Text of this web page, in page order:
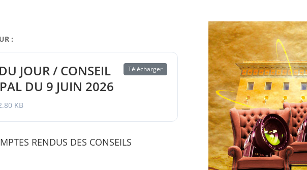
:
JOUR / CONSEIL
DU 9 JUIN 2026
KB
Télécharger
RENDUS DES CONSEILS